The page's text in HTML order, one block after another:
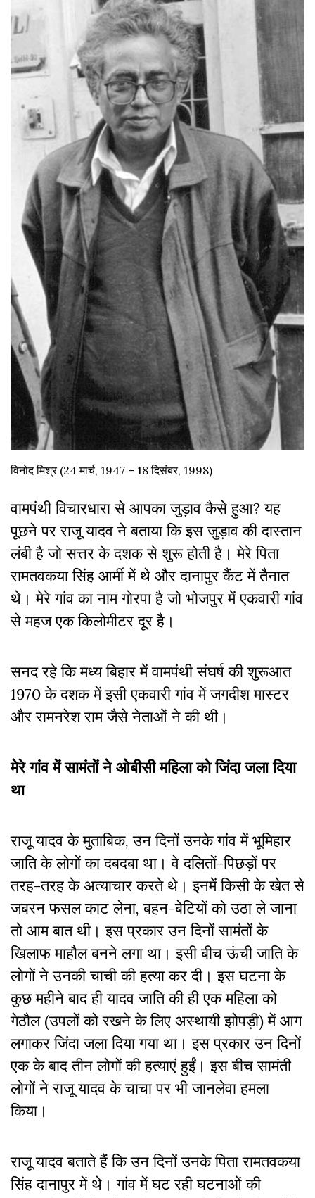
विनोद मिश्र (24 मार्च, 1947 – 18 दिसंबर, 1998)
वामपंथी विचारधारा से आपका जुड़ाव कैसे हुआ? यह
पूछने पर राजू यादव ने बताया कि इस जुड़ाव की दास्तान
लंबी है जो सत्तर के दशक से शुरू होती है। मेरे पिता
रामतवकया सिंह आर्मी में थे और दानापुर कैंट में तैनात
थे। मेरे गांव का नाम गोरपा है जो भोजपुर में एकवारी गांव
से महज एक किलोमीटर दूर है।
सनद रहे कि मध्य बिहार में वामपंथी संघर्ष की शुरूआत
1970 के दशक में इसी एकवारी गांव में जगदीश मास्टर
और रामनरेश राम जैसे नेताओं ने की थी।
मेरे गांव में सामंतों ने ओबीसी महिला को जिंदा जला दिया
था
राजू यादव के मुताबिक, उन दिनों उनके गांव में भूमिहार
जाति के लोगों का दबदबा था। वे दलितों-पिछड़ों पर
तरह-तरह के अत्याचार करते थे। इनमें किसी के खेत से
जबरन फसल काट लेना, बहन-बेटियों को उठा ले जाना
तो आम बात थी। इस प्रकार उन दिनों सामंतों के
खिलाफ माहौल बनने लगा था। इसी बीच ऊंची जाति के
लोगों ने उनकी चाची की हत्या कर दी। इस घटना के
कुछ महीने बाद ही यादव जाति की ही एक महिला को
गेठौल (उपलों को रखने के लिए अस्थायी झोपड़ी) में आग
लगाकर जिंदा जला दिया गया था। इस प्रकार उन दिनों
एक के बाद तीन लोगों की हत्याएं हुईं। इस बीच सामंती
लोगों ने राजू यादव के चाचा पर भी जानलेवा हमला
किया।
राजू यादव बताते हैं कि उन दिनों उनके पिता रामतवकया
सिंह दानापुर में थे। गांव में घट रही घटनाओं की